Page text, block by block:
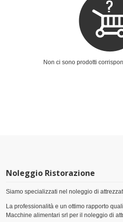
Non ci sono prodotti
Noleggio Ristorazione
Siamo specializzati nel noleggio di
La professionalità e un ottimo rapporto
Macchine alimentari srl per il noleggio di